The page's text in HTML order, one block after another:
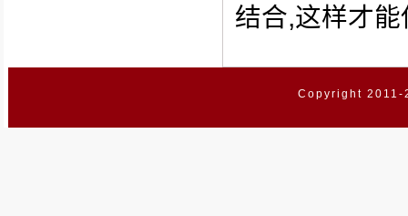
结合,这样才
Copyright 2011-